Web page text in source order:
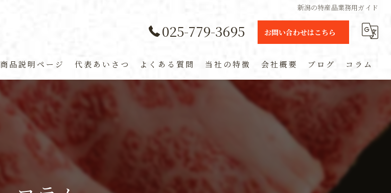
新潟の特産品業務用ガイド
025-779-3695 お問い合わせはこちら
商品説明ページ 代表あいさつ よくある質問 当社の特徴 会社概要 ブログ コラム